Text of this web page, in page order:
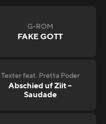
G-ROM
FAKE GOTT
Texter feat. Pretta Poder
Abschied uf Ziit –
Saudade